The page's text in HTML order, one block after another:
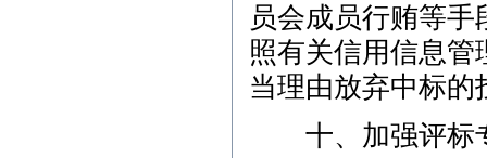
员会成员行贿等
照有关信用信息
当理由放弃中标
十、加强评标